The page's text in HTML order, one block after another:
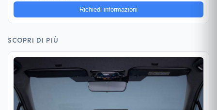
Richiedi informazioni
SCOPRI DI PIÙ